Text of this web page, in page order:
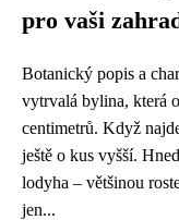
pro vaši
Botanický popis a
vytrvalá bylina, která
centimetrů. Když
ještě o kus vyšší.
lodyha – většinou
jen...